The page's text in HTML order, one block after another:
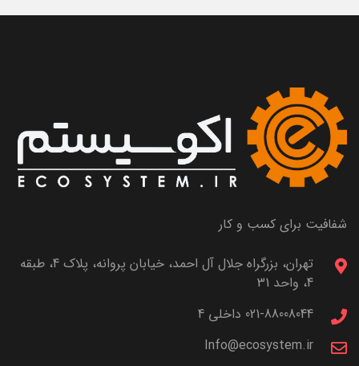
شفافیت برای کسب و کار
تهران، بزرگراه جلال آل احمد، خیابان پروانه، پلاک 4، طبقه
4، واحد 31
021-88008044 داخلی 4
Info@ecosystem.ir